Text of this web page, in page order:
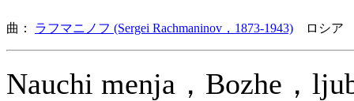
曲： ラフマニノフ (Sergei Rachmaninov，1873-1943) ロシア
Nauchi menja，Bozhe，